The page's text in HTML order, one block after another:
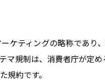
ケティングの略称であり
マ規制は、消費者庁が定
規約です。